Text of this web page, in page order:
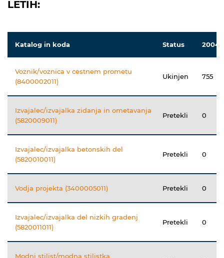
LETIH:
Katalog in koda Status 2004
Voznik/voznica v cestnem prometu
(8400002011)
Ukinjen 755
Izvajalec/izvajalka zidanja in ometavanja
(5820009011)
Pretekli 0
Izvajalec/izvajalka betonskih del
(5820010011)
Pretekli 0
Vodja projekta (3400005011) Pretekli 0
Izvajalec/izvajalka del nizkih gradenj
(5820011011)
Pretekli 0
Modni stilist/modna stilistka